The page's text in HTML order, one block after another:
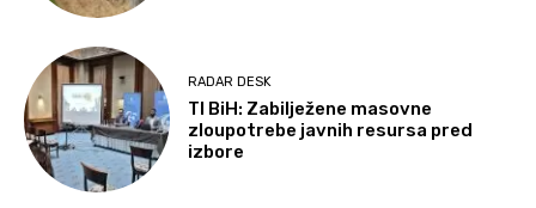
RADAR DESK
TI BiH: Zabilježene masovne
zloupotrebe javnih resursa pred
izbore